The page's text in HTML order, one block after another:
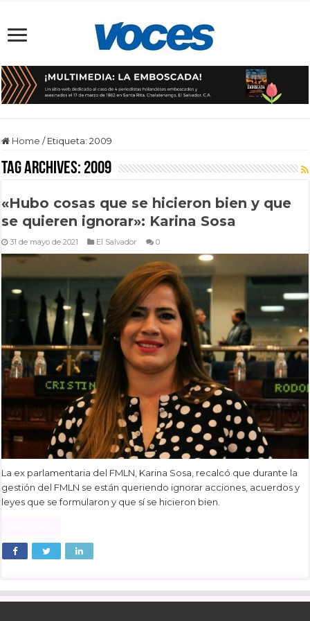
Home / Etiqueta:2009
Tag Archives: 2009
«Hubo cosas que se hicieron bien y que
se quieren ignorar»: Karina Sosa
31 de mayo de 2021 El Salvador 0
La ex parlamentaria del FMLN, Karina Sosa, recalcó que durante la
gestión del FMLN se están queriendo ignorar acciones, acuerdos y
leyes que se formularon y que sí se hicieron bien.